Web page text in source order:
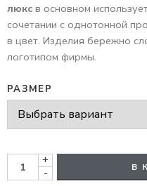
люкс в основном
сочетании с однотонной
в цвет. Изделия бережно
логотипом фирмы.
РАЗМЕР
+
-
В